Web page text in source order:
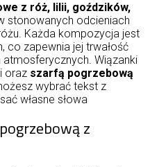
z róż, lilii, goździków,
stonowanych odcieniach
Każda kompozycja jest
co zapewnia jej trwałość
Wiązanki
oraz szarfą pogrzebową
wybrać tekst z
własne słowa
z